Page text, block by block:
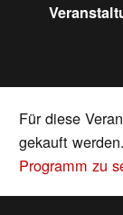
Für diese
gekauft werden.
Programm zu